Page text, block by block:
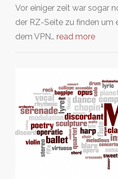
Vor einiger zeit war sogar
der RZ-Seite zu finden um
dem VPN… read more